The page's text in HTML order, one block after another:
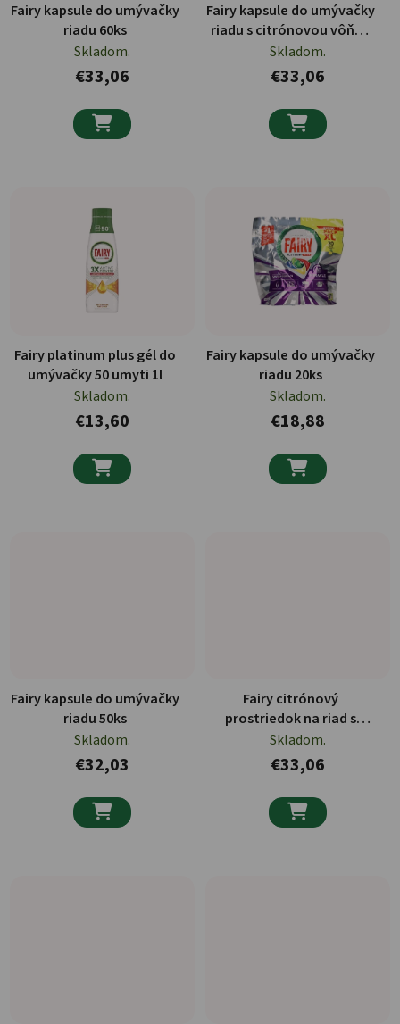
Fairy kapsule do umývačky
riadu 60ks
Skladom.
€33,06

Fairy kapsule do umývačky
riadu s citrónovou vôňou
81ks
Skladom.
€33,06

Fairy platinum plus gél do
umývačky 50 umyti 1l
Skladom.
€13,60

Fairy kapsule do umývačky
riadu 20ks
Skladom.
€18,88

Fairy kapsule do umývačky
riadu 50ks
Skladom.
€32,03

Fairy citrónový
prostriedok na riad s
citrónovou vôňou 90ks
Skladom.
€33,06
